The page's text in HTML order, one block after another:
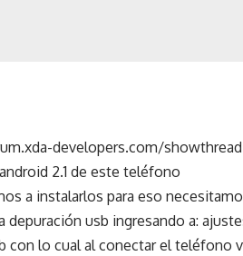
developers.com/
2.1 de este teléfono
a instalarlos para eso
usb ingresando a:
con lo cual al conectar el teléfono